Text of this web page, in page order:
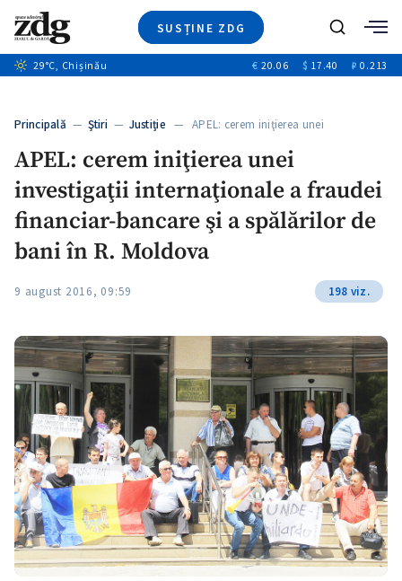
SUSȚINE ZDG
Ştiri
+5
Special
Blog
ZdGust
Caută
29°C, Chișinău € 20.06 $ 17.40 ₽ 0.213
Principală — Ştiri — Justiție— APEL: cerem iniţierea unei
APEL: cerem iniţierea unei
investigaţii internaţionale a fraudei
financiar-bancare şi a spălărilor de
bani în R. Moldova
9 august 2016, 09:59 198 viz.